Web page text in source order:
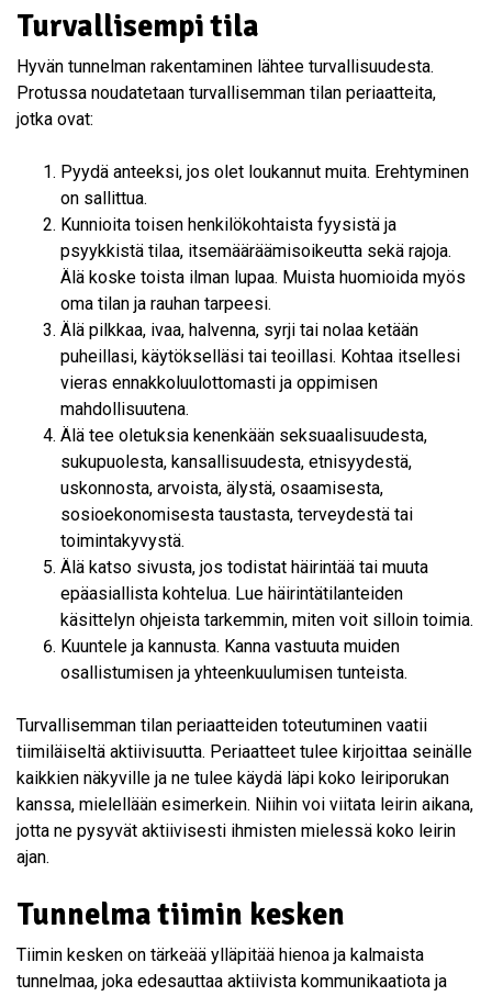
Turvallisempi tila
Hyvän tunnelman rakentaminen lähtee turvallisuudesta.
Protussa noudatetaan turvallisemman tilan periaatteita,
jotka ovat:
Pyydä anteeksi, jos olet loukannut muita. Erehtyminen
on sallittua.
Kunnioita toisen henkilökohtaista fyysistä ja
psyykkistä tilaa, itsemääräämisoikeutta sekä rajoja.
Älä koske toista ilman lupaa. Muista huomioida myös
oma tilan ja rauhan tarpeesi.
Älä pilkkaa, ivaa, halvenna, syrji tai nolaa ketään
puheillasi, käytökselläsi tai teoillasi. Kohtaa itsellesi
vieras ennakkoluulottomasti ja oppimisen
mahdollisuutena.
Älä tee oletuksia kenenkään seksuaalisuudesta,
sukupuolesta, kansallisuudesta, etnisyydestä,
uskonnosta, arvoista, älystä, osaamisesta,
sosioekonomisesta taustasta, terveydestä tai
toimintakyvystä.
Älä katso sivusta, jos todistat häirintää tai muuta
epäasiallista kohtelua. Lue häirintätilanteiden
käsittelyn ohjeista tarkemmin, miten voit silloin toimia.
Kuuntele ja kannusta. Kanna vastuuta muiden
osallistumisen ja yhteenkuulumisen tunteista.
Turvallisemman tilan periaatteiden toteutuminen vaatii
tiimiläiseltä aktiivisuutta. Periaatteet tulee kirjoittaa seinälle
kaikkien näkyville ja ne tulee käydä läpi koko leiriporukan
kanssa, mielellään esimerkein. Niihin voi viitata leirin aikana,
jotta ne pysyvät aktiivisesti ihmisten mielessä koko leirin
ajan.
Tunnelma tiimin kesken
Tiimin kesken on tärkeää ylläpitää hienoa ja kalmaista
tunnelmaa, joka edesauttaa aktiivista kommunikaatiota ja